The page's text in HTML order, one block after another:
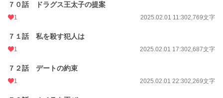
７０話 ドラグス王太子の提案
1 2025.02.01 11:302,769文字
７１話 私を殺す犯人は
1 2025.02.01 17:302,687文字
７２話 デートの約束
1 2025.02.01 22:302,269文字